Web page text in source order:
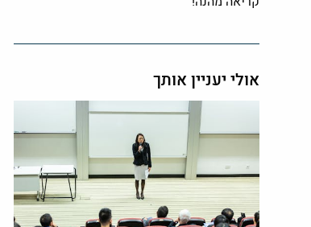
אולי יעניין אותך